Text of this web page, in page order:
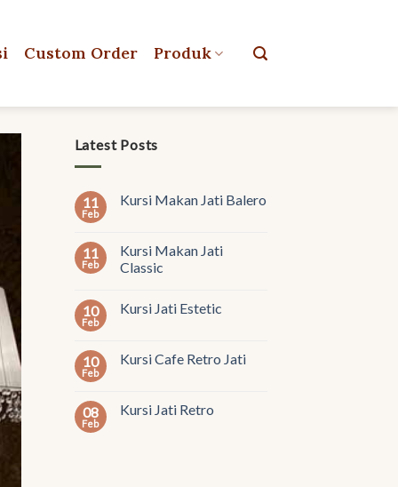
Custom Order Produk
Latest Posts
11
Feb
Kursi Makan Jati Balero
11
Feb
Kursi Makan Jati
Classic
10
Feb
Kursi Jati Estetic
10
Feb
Kursi Cafe Retro Jati
08
Feb
Kursi Jati Retro